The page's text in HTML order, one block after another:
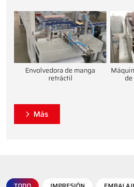
Envolvedora de manga
retráctil
Más